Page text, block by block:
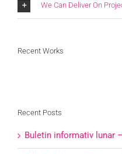
We Can Deliver On
Recent Works
Recent Posts
Buletin informativ lunar